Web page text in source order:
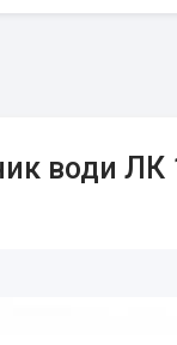
води ЛК